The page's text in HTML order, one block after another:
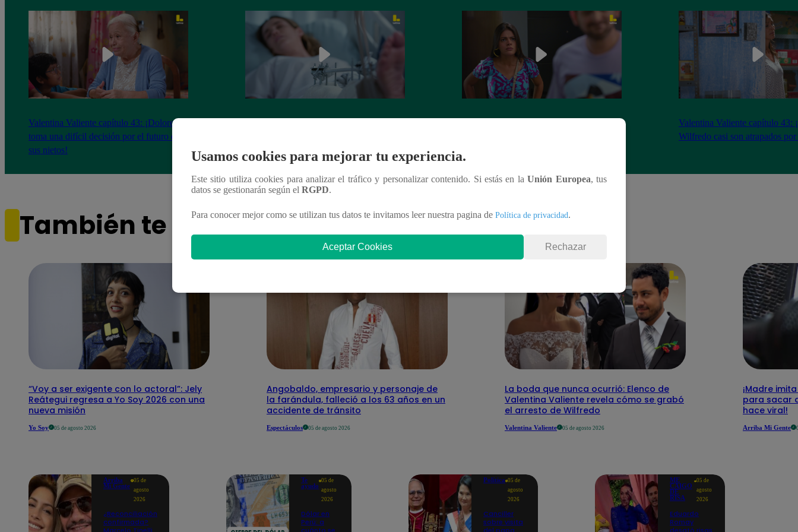
Valentina Valiente capítulo 43: ¡Dolores
toma una difícil decisión por el futuro de
sus nietos!
Valentina Valiente capítulo 43:
Wilfredo casi son atrapados
También te puede interesar
“Voy a ser exigente con lo actoral”: Jely
Reátegui regresa a Yo Soy 2026 con una
nueva misión
Yo Soy 05 de agosto 2026
Angobaldo, empresario y personaje de
la farándula, falleció a los 63 años en un
accidente de tránsito
Espectáculos 05 de agosto 2026
La boda que nunca ocurrió: Elenco de
Valentina Valiente revela cómo se grabó
el arresto de Wilfredo
Valentina Valiente 05 de agosto 2026
¡Madre
para sacar
hace viral!
Arriba Mi Gente
Arriba
Mi Gente
05 de
agosto
2026
¿Reconciliación
confirmada?
Te
ayudo
05 de
agosto
2026
Dólar en
Perú: a
Política 05 de
agosto
2026
Canciller
sobre visita
ME
CAIGO
DE
RISA
05 de
agosto
2026
Eduardo
Romay
Usamos cookies para mejorar tu experiencia.
Este sitio utiliza cookies para analizar el tráfico y personalizar contenido. Si estás en laUnión Europea, tus
datos se gestionarán según el RGPD.
Para conocer mejor como se utilizan tus datos te invitamos leer nuestra pagina de Política de privacidad.
Aceptar Cookies Rechazar